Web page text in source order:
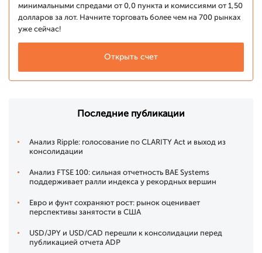
минимальными спредами от 0,0 пункта и комиссиями от 1,50
долларов за лот. Начните торговать более чем на 700 рынках
уже сейчас!
Открыть счет
Последние публикации
Анализ Ripple: голосование по CLARITY Act и выход из
консолидации
Анализ FTSE 100: сильная отчетность BAE Systems
поддерживает ралли индекса у рекордных вершин
Евро и фунт сохраняют рост: рынок оценивает
перспективы занятости в США
USD/JPY и USD/CAD перешли к консолидации перед
публикацией отчета ADP